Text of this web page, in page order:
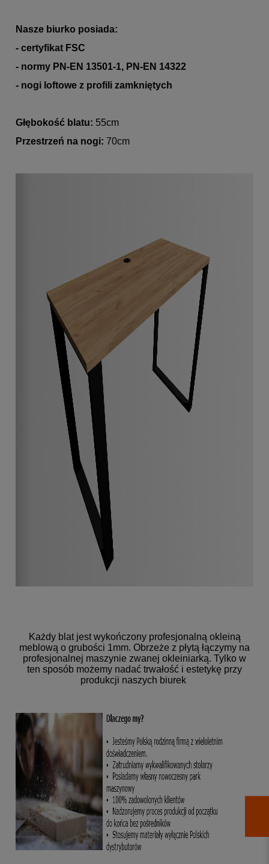
Nasze biurko posiada:
- certyfikat FSC
- normy PN-EN 13501-1, PN-EN 14322
- nogi loftowe z profili zamkniętych
Głębokość blatu: 55cm
Przestrzeń na nogi: 70cm
Każdy blat jest wykończony profesjonalną okleiną
meblową o grubości 1mm. Obrzeże z płytą łączymy na
profesjonalnej maszynie zwanej okleiniarką. Tylko w
ten sposób możemy nadać trwałość i estetykę przy
produkcji naszych biurek